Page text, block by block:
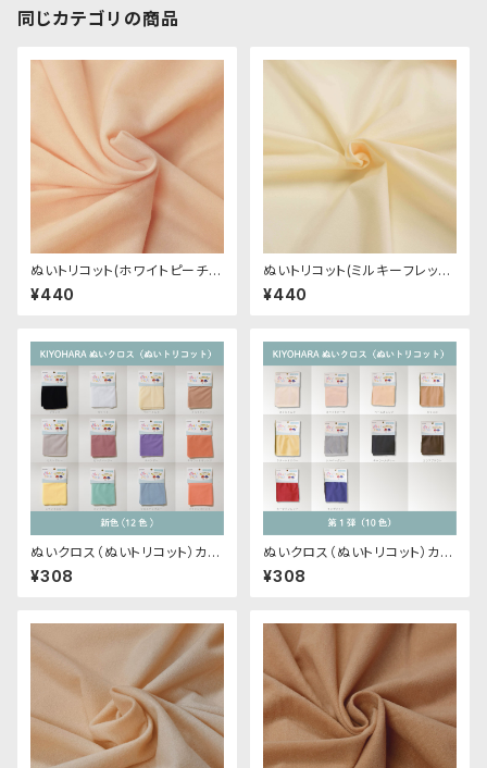
同じカテゴリの商品
ぬいトリコット(ホワイトピーチ)
NL001 ぬいぐるみ用薄手パイル
生地 20cm
¥440
ぬいトリコット(ミルキーフレッシ
ュ)NL103 ぬいぐるみ用薄手パ
イル生地 20cm
¥440
ぬいクロス（ぬいトリコット）カッ
トクロス各色A（新色）｜清原株
式会社
¥308
ぬいクロス（ぬいトリコット）カッ
トクロス各色｜清原株式会社
¥308